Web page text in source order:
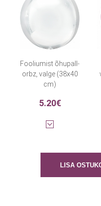
Fooliumist õhupall-
orbz, valge (38x40
cm)
5.20€
LISA